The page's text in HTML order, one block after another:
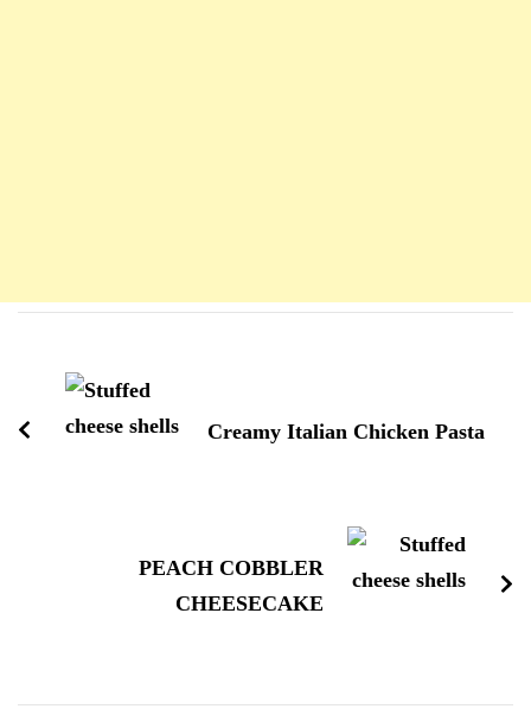
d'article
Creamy Italian Chicken Pasta
PEACH COBBLER
CHEESECAKE